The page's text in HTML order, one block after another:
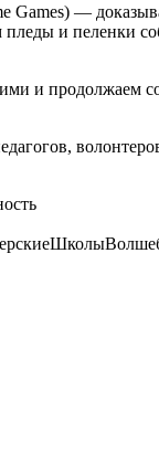
—
и пеленки
и продолжаем